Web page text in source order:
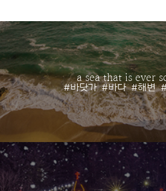
a sea that is ever
#바닷가 #바다 #해변